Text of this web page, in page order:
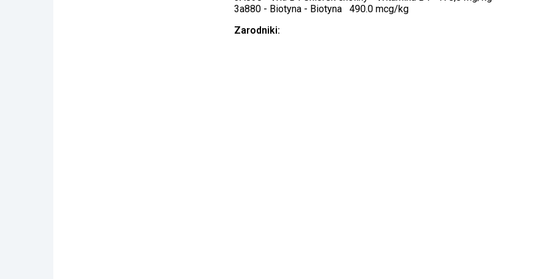
3a880 - Biotyna - Biotyna 490.0 mcg/kg
Zarodniki: